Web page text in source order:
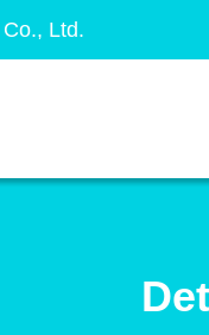
Ltd.